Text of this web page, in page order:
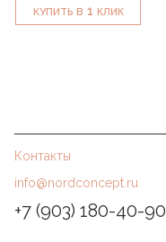
КУПИТЬ В 1 КЛИК
Контакты
info@nordconcept.ru
+7 (903) 180-40-90